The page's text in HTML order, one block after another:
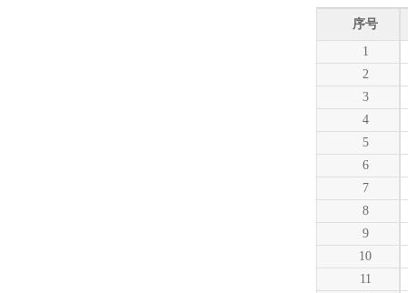
序号
1
2
3
4
5
6
7
8
9
10
11